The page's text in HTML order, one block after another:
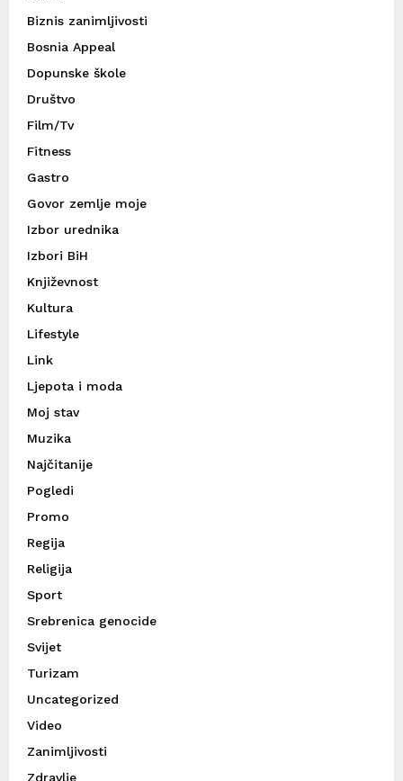
Biznis zanimljivosti
Bosnia Appeal
Dopunske škole
Društvo
Film/Tv
Fitness
Gastro
Govor zemlje moje
Izbor urednika
Izbori BiH
Književnost
Kultura
Lifestyle
Link
Ljepota i moda
Moj stav
Muzika
Najčitanije
Pogledi
Promo
Regija
Religija
Sport
Srebrenica genocide
Svijet
Turizam
Uncategorized
Video
Zanimljivosti
Zdravlje